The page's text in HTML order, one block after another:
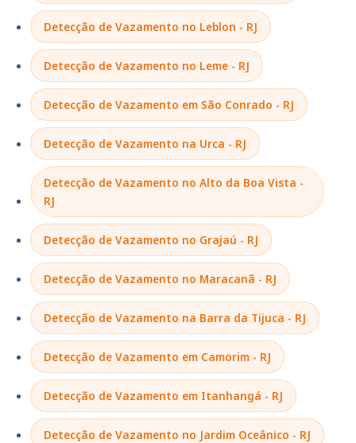
Detecção de Vazamento no Leblon - RJ
Detecção de Vazamento no Leme - RJ
Detecção de Vazamento em São Conrado - RJ
Detecção de Vazamento na Urca - RJ
Detecção de Vazamento no Alto da Boa Vista -
RJ
Detecção de Vazamento no Grajaú - RJ
Detecção de Vazamento no Maracanã - RJ
Detecção de Vazamento na Barra da Tijuca - RJ
Detecção de Vazamento em Camorim - RJ
Detecção de Vazamento em Itanhangá - RJ
Detecção de Vazamento no Jardim Oceânico - RJ